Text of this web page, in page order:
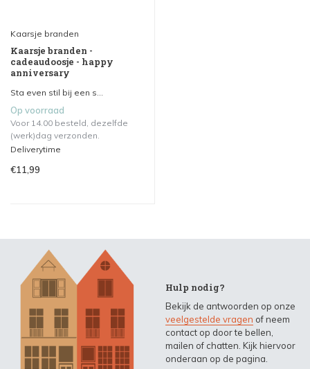
Kaarsje branden
Kaarsje branden -
cadeaudoosje - happy
anniversary
Sta even stil bij een s...
Op voorraad
Voor 14.00 besteld, dezelfde
(werk)dag verzonden.
Deliverytime
€11,99
Hulp nodig?
Bekijk de antwoorden op onze
veelgestelde vragen of neem
contact op door te bellen,
mailen of chatten. Kijk hiervoor
onderaan op de pagina.